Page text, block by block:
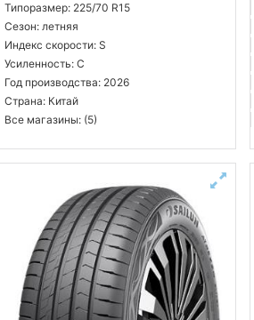
Типоразмер: 225/70 R15
Сезон: летняя
Индекс скорости: S
Усиленность: C
Год производства: 2026
Страна: Китай
Все магазины: (5)